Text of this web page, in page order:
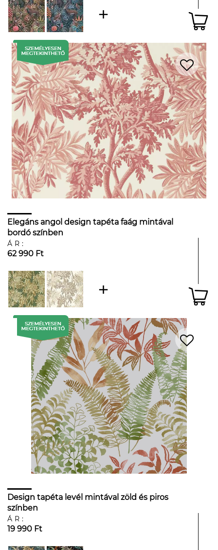
Elegáns angol design tapéta faág mintával
bordó színben
ÁR:
62 990 Ft
Design tapéta levél mintával zöld és piros
színben
ÁR:
19 990 Ft